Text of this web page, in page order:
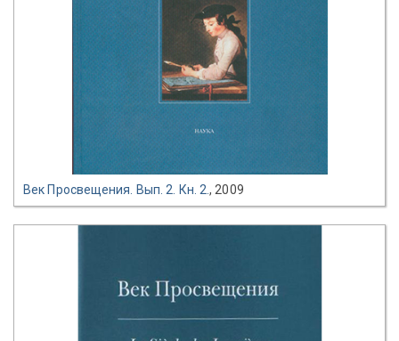
Век Просвещения. Вып. 2. Кн. 2., 2009